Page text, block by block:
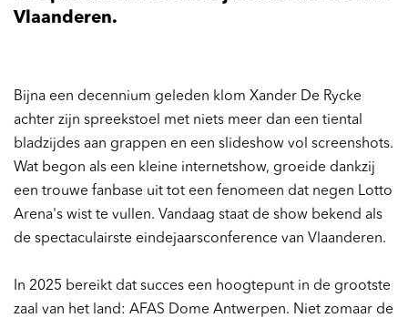
Vlaanderen.
Bijna een decennium geleden klom Xander De Rycke
achter zijn spreekstoel met niets meer dan een tiental
bladzijdes aan grappen en een slideshow vol screenshots.
Wat begon als een kleine internetshow, groeide dankzij
een trouwe fanbase uit tot een fenomeen dat negen Lotto
Arena's wist te vullen. Vandaag staat de show bekend als
de spectaculairste eindejaarsconference van Vlaanderen.
In 2025 bereikt dat succes een hoogtepunt in de grootste
zaal van het land: AFAS Dome Antwerpen. Niet zomaar de